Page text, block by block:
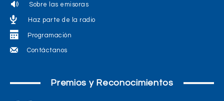
Sobre las emisoras
Haz parte de la radio
Programación
Contáctanos
Premios y Reconocimientos